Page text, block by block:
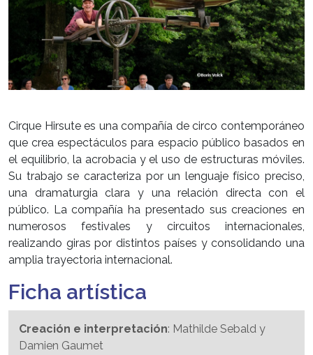
Cirque Hirsute es una compañía de circo contemporáneo
que crea espectáculos para espacio público basados en
el equilibrio, la acrobacia y el uso de estructuras móviles.
Su trabajo se caracteriza por un lenguaje físico preciso,
una dramaturgia clara y una relación directa con el
público. La compañía ha presentado sus creaciones en
numerosos festivales y circuitos internacionales,
realizando giras por distintos países y consolidando una
amplia trayectoria internacional.
Ficha artística
Creación e interpretación: Mathilde Sebald y
Damien Gaumet